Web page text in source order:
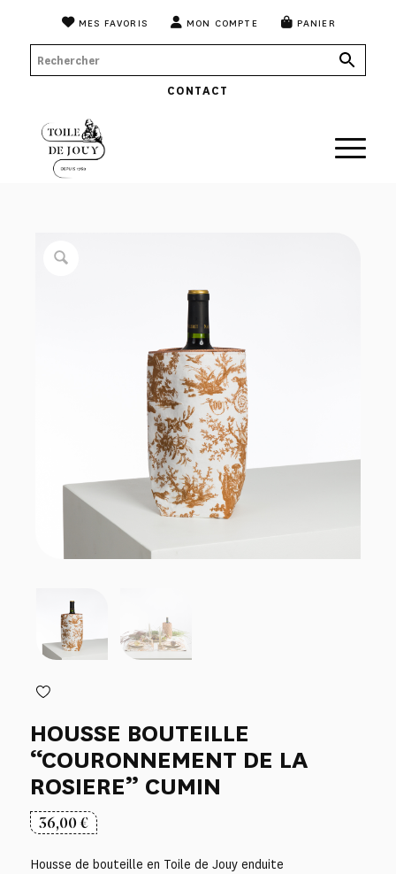
MES FAVORIS MON COMPTE PANIER
CONTACT
HOUSSE BOUTEILLE
“COURONNEMENT DE LA
ROSIERE” CUMIN
36,00€
Housse de bouteille en Toile de Jouy enduite